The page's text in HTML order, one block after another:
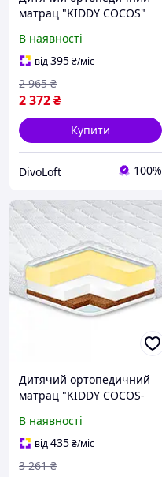
матрац "KIDDY COCOS"
В наявності
від395₴/міс
2 372₴
2 965 ₴
Купити
DivoLoft 100%
Дитячий ортопедичний
матрац "KIDDY COCOS-
В наявності
від435₴/міс
3 261 ₴